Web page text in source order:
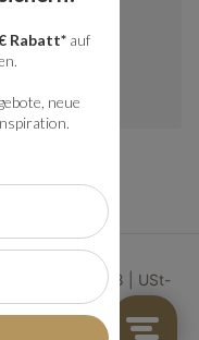
61134368 | USt-
Rabatt* auf
neue